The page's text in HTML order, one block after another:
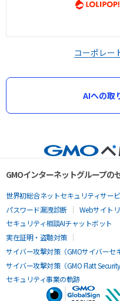
コーポレー
AIへの取
GMOインターネットグループの
世界初総合ネットセキュリティサー
パスワード漏洩診断
Webサイト
セキュリティ相談AIチャットボット
実在証明・盗聴対策
サイバー攻撃対策（GMOサイバーセ
サイバー攻撃対策（GMO Flatt Security
セキュリティ事業の軌跡